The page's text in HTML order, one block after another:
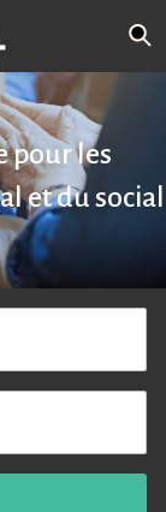
pour les
et du social